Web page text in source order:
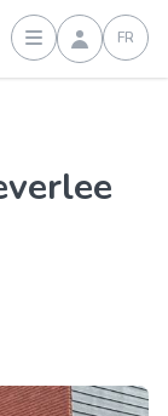
Connexion
FR